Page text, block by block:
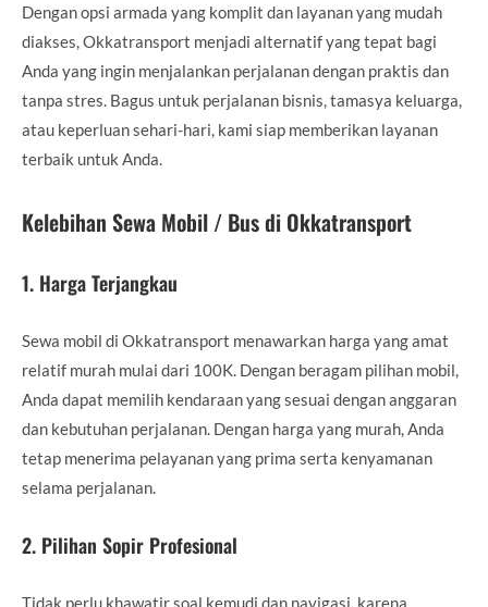
Dengan opsi armada yang komplit dan layanan yang mudah
diakses, Okkatransport menjadi alternatif yang tepat bagi
Anda yang ingin menjalankan perjalanan dengan praktis dan
tanpa stres. Bagus untuk perjalanan bisnis, tamasya keluarga,
atau keperluan sehari-hari, kami siap memberikan layanan
terbaik untuk Anda.
Kelebihan Sewa Mobil / Bus di Okkatransport
1. Harga Terjangkau
Sewa mobil di Okkatransport menawarkan harga yang amat
relatif murah mulai dari 100K. Dengan beragam pilihan mobil,
Anda dapat memilih kendaraan yang sesuai dengan anggaran
dan kebutuhan perjalanan. Dengan harga yang murah, Anda
tetap menerima pelayanan yang prima serta kenyamanan
selama perjalanan.
2. Pilihan Sopir Profesional
Tidak perlu khawatir soal kemudi dan navigasi, karena